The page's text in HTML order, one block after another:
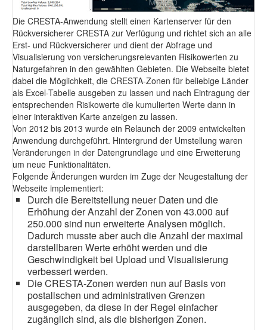
Die CRESTA-Anwendung stellt einen Kartenserver für den
Rückversicherer CRESTA zur Verfügung und richtet sich an alle
Erst- und Rückversicherer und dient der Abfrage und
Visualisierung von versicherungsrelevanten Risikowerten zu
Naturgefahren in den gewählten Gebieten. Die Webseite bietet
dabei die Möglichkeit, die CRESTA-Zonen für beliebige Länder
als Excel-Tabelle ausgeben zu lassen und nach Eintragung der
entsprechenden Risikowerte die kumulierten Werte dann in
einer interaktiven Karte anzeigen zu lassen.
Von 2012 bis 2013 wurde ein Relaunch der 2009 entwickelten
Anwendung durchgeführt. Hintergrund der Umstellung waren
Veränderungen in der Datengrundlage und eine Erweiterung
um neue Funktionalitäten.
Folgende Änderungen wurden im Zuge der Neugestaltung der
Webseite implementiert:
Durch die Bereitstellung neuer Daten und die
Erhöhung der Anzahl der Zonen von 43.000 auf
250.000 sind nun erweiterte Analysen möglich.
Dadurch musste aber auch die Anzahl der maximal
darstellbaren Werte erhöht werden und die
Geschwindigkeit bei Upload und Visualisierung
verbessert werden.
Die CRESTA-Zonen werden nun auf Basis von
postalischen und administrativen Grenzen
ausgegeben, da diese in der Regel einfacher
zugänglich sind, als die bisherigen Zonen.